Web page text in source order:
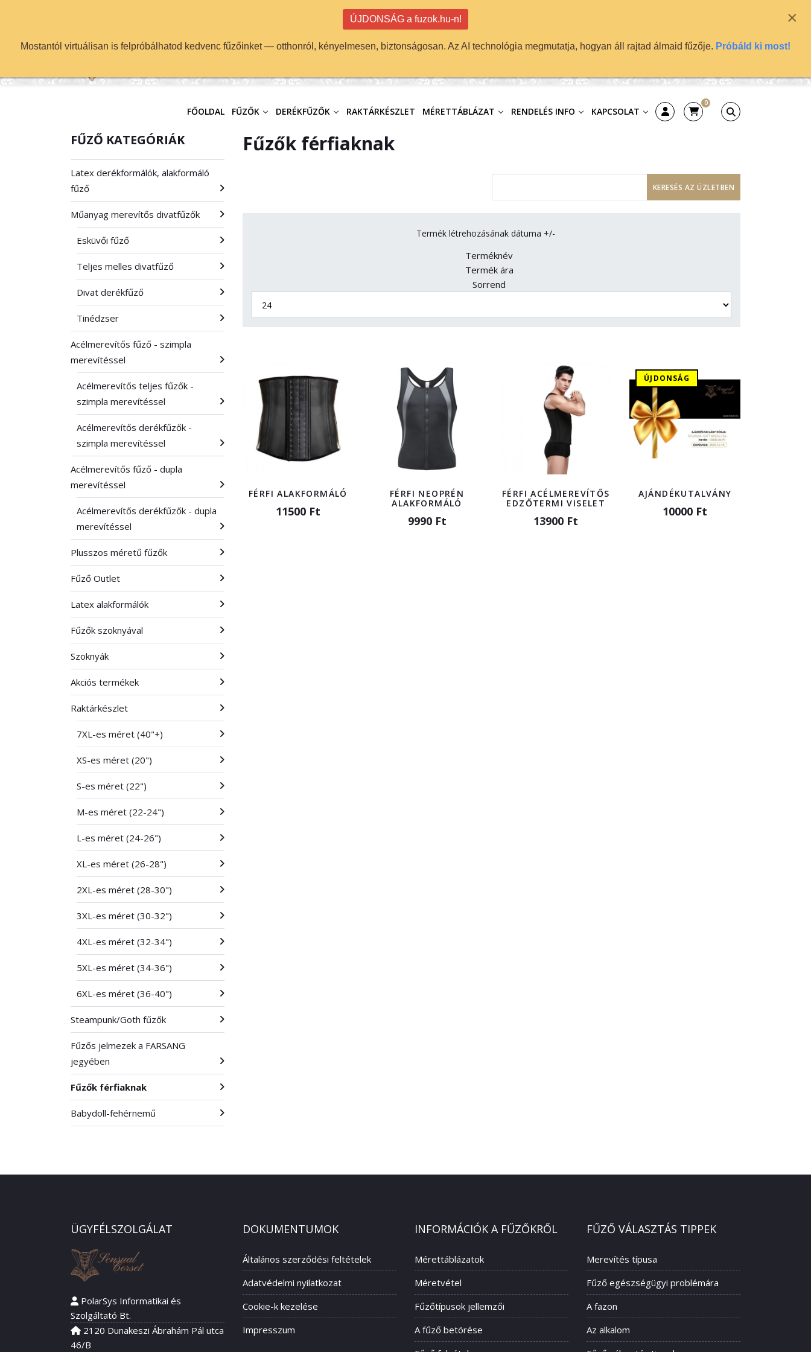
FŐOLDAL FŰZŐK DERÉKFŰZŐK RAKTÁRKÉSZLET MÉRETTÁBLÁZAT RENDELÉS INFO KAPCSOLAT
0
FŰZŐ KATEGÓRIÁK
Latex derékformálók, alakformáló
fűző
Műanyag merevítős divatfűzők
Esküvői fűző
Teljes melles divatfűző
Divat derékfűző
Tinédzser
Acélmerevítős fűző - szimpla
merevítéssel
Acélmerevítős teljes fűzők -
szimpla merevítéssel
Acélmerevítős derékfűzők -
szimpla merevítéssel
Acélmerevítős fűző - dupla
merevítéssel
Acélmerevítős derékfűzők - dupla
merevítéssel
Plusszos méretű fűzők
Fűző Outlet
Latex alakformálók
Fűzők szoknyával
Szoknyák
Akciós termékek
Raktárkészlet
7XL-es méret (40"+)
XS-es méret (20")
S-es méret (22")
M-es méret (22-24")
L-es méret (24-26")
XL-es méret (26-28")
2XL-es méret (28-30")
3XL-es méret (30-32")
4XL-es méret (32-34")
5XL-es méret (34-36")
6XL-es méret (36-40")
Steampunk/Goth fűzők
Fűzős jelmezek a FARSANG
jegyében
Fűzők férfiaknak
Babydoll-fehérnemű
Fűzők férfiaknak
Termék létrehozásának dátuma +/-
Terméknév
Termék ára
Sorrend
FÉRFI ALAKFORMÁLÓ
11500 Ft
FÉRFI NEOPRÉN
ALAKFORMÁLÓ
9990 Ft
FÉRFI ACÉLMEREVÍTŐS
EDZŐTERMI VISELET
13900 Ft
ÚJDONSÁG
AJÁNDÉKUTALVÁNY
10000 Ft
ÜGYFÉLSZOLGÁLAT
PolarSys Informatikai és
Szolgáltató Bt.
2120 Dunakeszi Ábrahám Pál utca
46/B
DOKUMENTUMOK
Általános szerződési feltételek
Adatvédelmi nyilatkozat
Cookie-k kezelése
Impresszum
INFORMÁCIÓK A FŰZŐKRŐL
Mérettáblázatok
Méretvétel
Fűzőtípusok jellemzői
A fűző betörése
FŰZŐ VÁLASZTÁS TIPPEK
Merevítés típusa
Fűző egészségügyi problémára
A fazon
Az alkalom
×
ÚJDONSÁG a fuzok.hu-n!
Mostantól virtuálisan is felpróbálhatod kedvenc fűzőinket — otthonról, kényelmesen, biztonságosan. Az AI technológia megmutatja, hogyan áll rajtad álmaid fűzője. Próbáld ki most!